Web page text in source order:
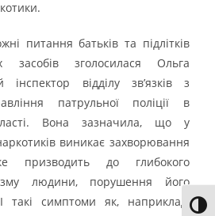
питання батьків та підлітків
засобів зголосилася Ольга
інспектор відділу зв’язків з
патрульної поліції в
Вона зазначила, що у
виникає захворювання
призводить до глибокого
людини, порушення його
такі симптоми як, наприклад,